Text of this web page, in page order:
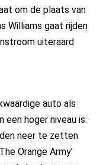
om de plaats van
Williams gaat rijden
uiteraard
auto als
een hoger niveau is.
neer te zetten
Orange Army’